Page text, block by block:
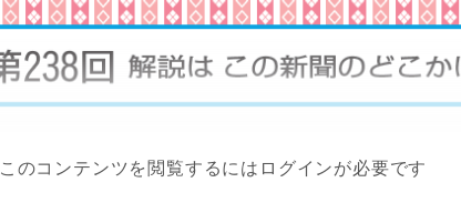
このコンテンツを閲覧するにはログインが必要です